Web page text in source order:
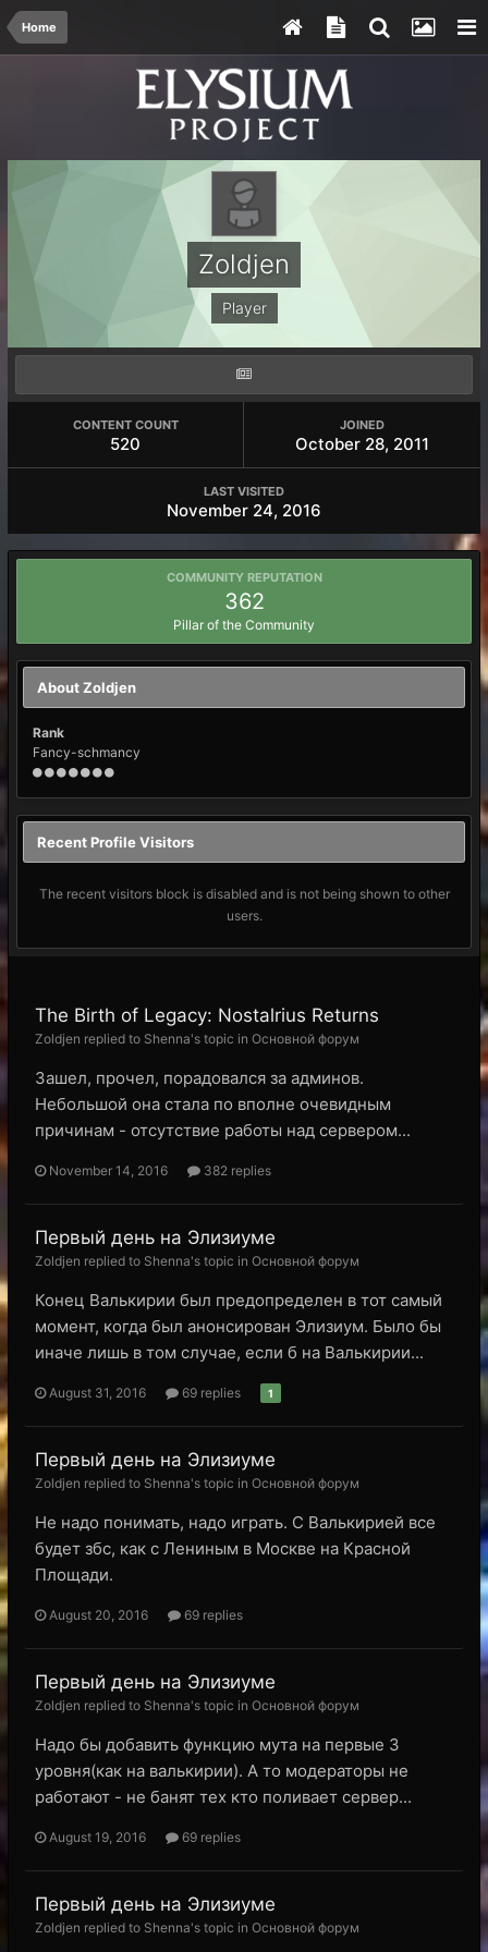
Home
Zoldjen
Player
CONTENT COUNT
520
JOINED
October 28, 2011
LAST VISITED
November 24, 2016
COMMUNITY REPUTATION
362
Pillar of the Community
About Zoldjen
Rank
Fancy-schmancy
Recent Profile Visitors
The recent visitors block is disabled and is not being shown to other
users.
The Birth of Legacy: Nostalrius Returns
Zoldjen replied to Shenna's topic in Основной форум
Зашел, прочел, порадовался за админов.
Небольшой она стала по вполне очевидным
причинам - отсутствие работы над сервером...
November 14, 2016 382 replies
Первый день на Элизиуме
Zoldjen replied to Shenna's topic in Основной форум
Конец Валькирии был предопределен в тот самый
момент, когда был анонсирован Элизиум. Было бы
иначе лишь в том случае, если б на Валькирии...
August 31, 2016 69 replies 1
Первый день на Элизиуме
Zoldjen replied to Shenna's topic in Основной форум
Не надо понимать, надо играть. С Валькирией все
будет збс, как с Лениным в Москве на Красной
Площади.
August 20, 2016 69 replies
Первый день на Элизиуме
Zoldjen replied to Shenna's topic in Основной форум
Надо бы добавить функцию мута на первые 3
уровня(как на валькирии). А то модераторы не
работают - не банят тех кто поливает сервер...
August 19, 2016 69 replies
Первый день на Элизиуме
Zoldjen replied to Shenna's topic in Основной форум